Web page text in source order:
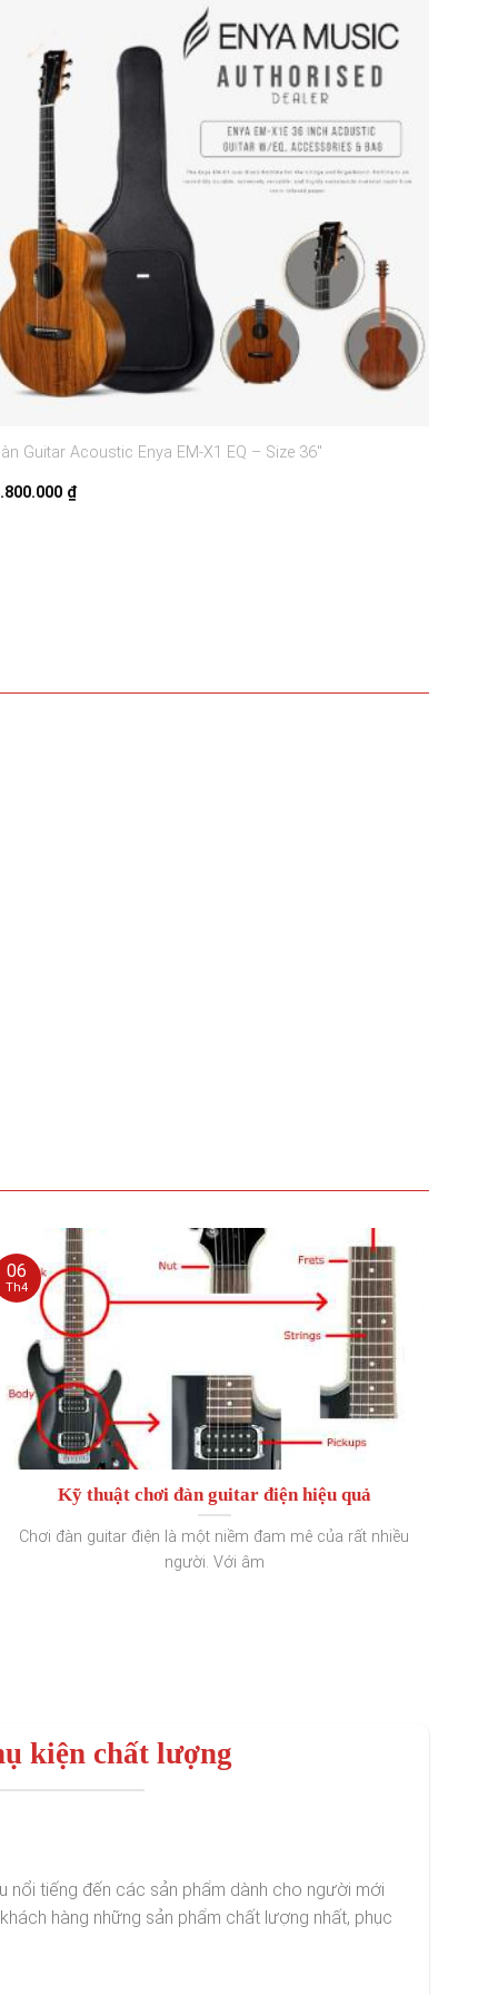
Guitar Acoustic Enya EM-X1 EQ – Size 36″
₫
Kỹ thuật chơi đàn guitar điện hiệu quả
Chơi đàn guitar điện là một niềm đam mê của rất nhiều
người. Với âm
06
Th4
kiện chất lượng
tiếng đến các sản phẩm dành cho người mới
hàng những sản phẩm chất lượng nhất, phục